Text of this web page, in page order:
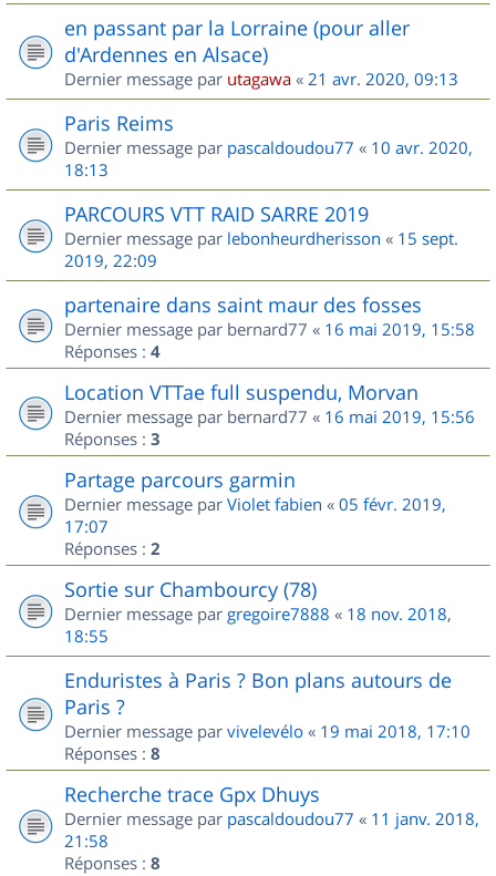
en passant par la Lorraine (pour aller
d'Ardennes en Alsace)
Dernier message par utagawa « 21 avr. 2020, 09:13
Paris Reims
Dernier message par pascaldoudou77 « 10 avr. 2020,
18:13
PARCOURS VTT RAID SARRE 2019
Dernier message par lebonheurdherisson « 15 sept.
2019, 22:09
partenaire dans saint maur des fosses
Dernier message par bernard77 « 16 mai 2019, 15:58
Réponses : 4
Location VTTae full suspendu, Morvan
Dernier message par bernard77 « 16 mai 2019, 15:56
Réponses : 3
Partage parcours garmin
Dernier message par Violet fabien « 05 févr. 2019,
17:07
Réponses : 2
Sortie sur Chambourcy (78)
Dernier message par gregoire7888 « 18 nov. 2018,
18:55
Enduristes à Paris ? Bon plans autours de
Paris ?
Dernier message par vivelevélo « 19 mai 2018, 17:10
Réponses : 8
Recherche trace Gpx Dhuys
Dernier message par pascaldoudou77 « 11 janv. 2018,
21:58
Réponses : 8